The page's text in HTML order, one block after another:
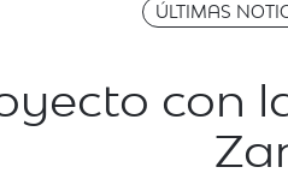
ÚLTIMAS
con